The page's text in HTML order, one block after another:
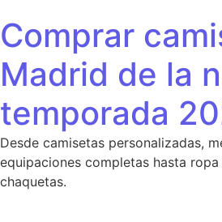
Comprar
Madrid de la
temporada
Desde camisetas personalizadas,
equipaciones completas hasta
chaquetas.